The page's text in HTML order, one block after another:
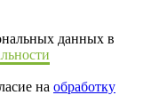
данных в
на обработку